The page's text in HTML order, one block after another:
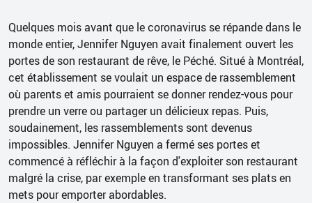
Quelques mois avant que le coronavirus se répande dans le
monde entier, Jennifer Nguyen avait finalement ouvert les
portes de son restaurant de rêve, le Péché. Situé à Montréal,
cet établissement se voulait un espace de rassemblement
où parents et amis pourraient se donner rendez-vous pour
prendre un verre ou partager un délicieux repas. Puis,
soudainement, les rassemblements sont devenus
impossibles. Jennifer Nguyen a fermé ses portes et
commencé à réfléchir à la façon d'exploiter son restaurant
malgré la crise, par exemple en transformant ses plats en
mets pour emporter abordables.